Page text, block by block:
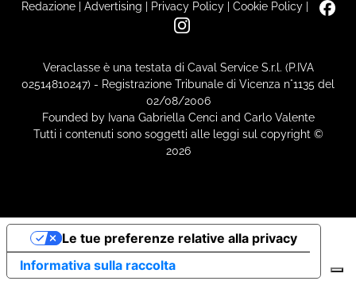
Redazione| Advertising | Privacy Policy| Cookie Policy|
Veraclasse è una testata di Caval Service S.r.l. (P.IVA
02514810247) - Registrazione Tribunale di Vicenza n°1135 del
02/08/2006
Founded by Ivana Gabriella Cenci and Carlo Valente
Tutti i contenuti sono soggetti alle leggi sul copyright ©
2026
Informativa sulla raccolta
Le tue preferenze relative alla privacy